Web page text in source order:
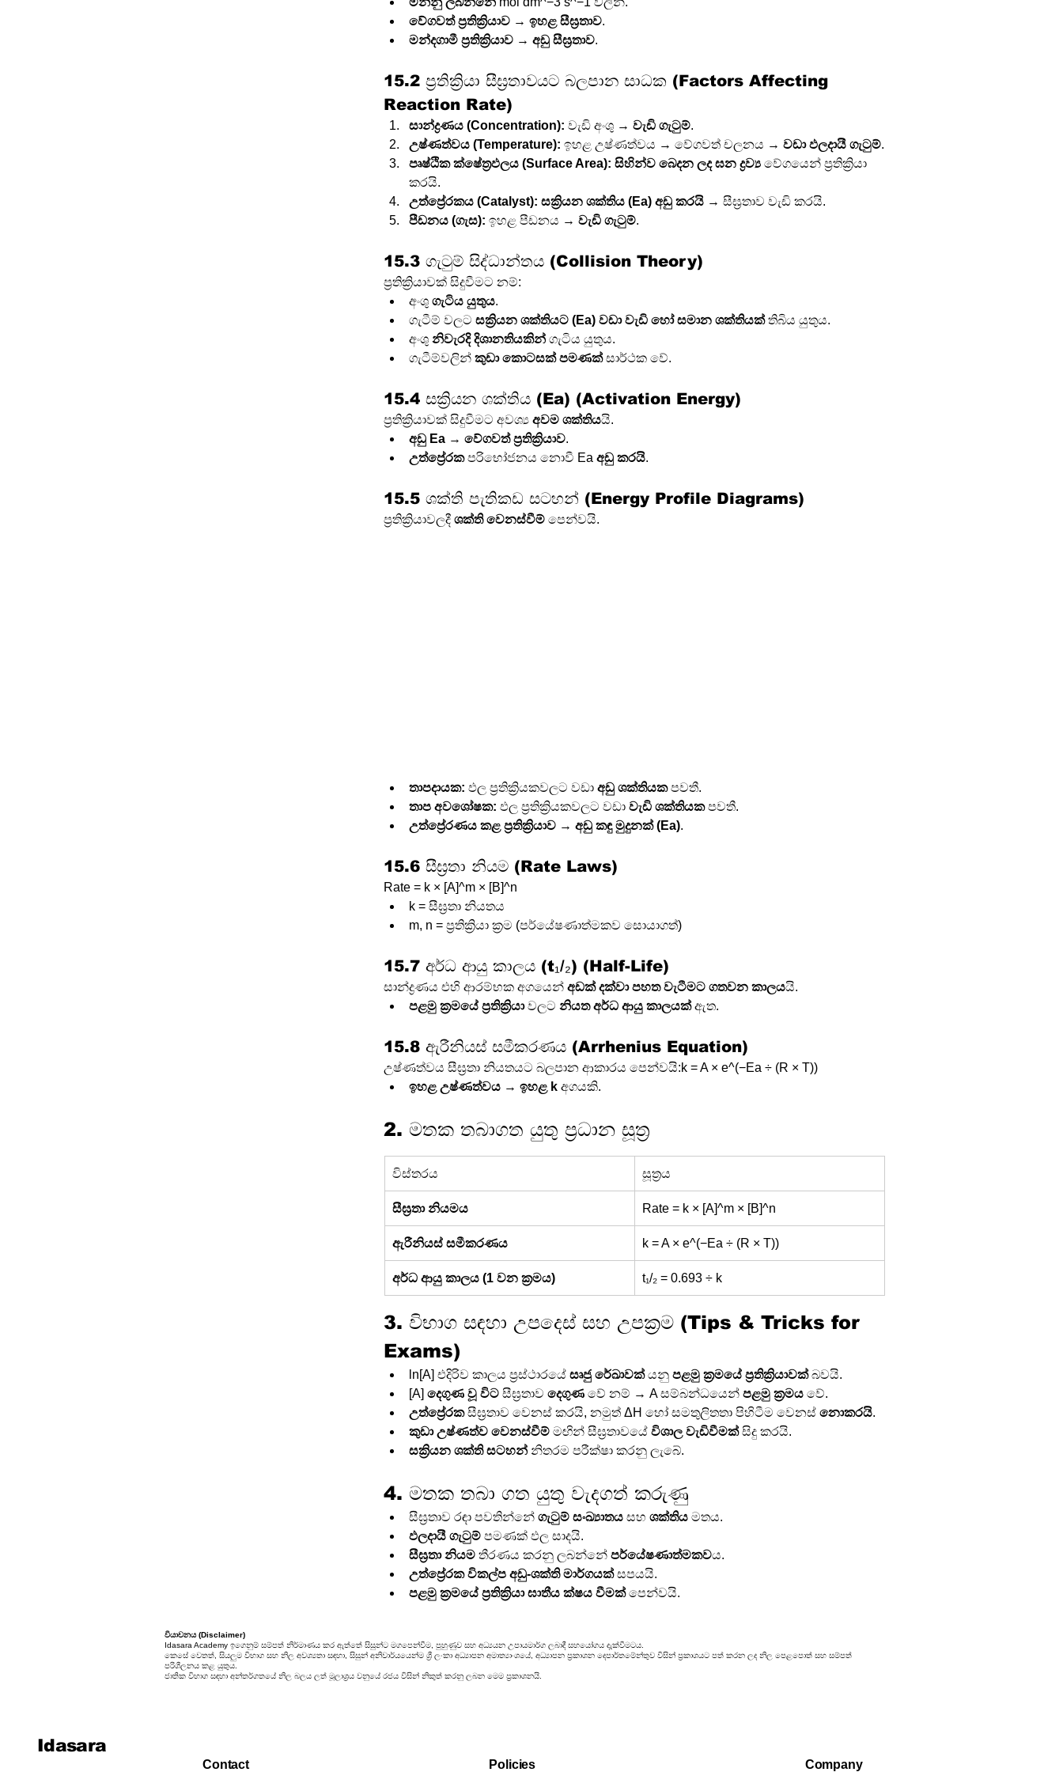
වේගවත් ප්‍රතික්‍රියාව → ඉහළ සීඝ්‍රතාව.
මන්දගාමී ප්‍රතික්‍රියාව → අඩු සීඝ්‍රතාව.
15.2 ප්‍රතික්‍රියා සීඝ්‍රතාවයට බලපාන සාධක (Factors Affecting
Reaction Rate)
සාන්ද්‍රණය (Concentration): වැඩි අංශු → වැඩි ගැටුම්.
උෂ්ණත්වය (Temperature): ඉහළ උෂ්ණත්වය → වේගවත් චලනය → වඩා ඵලදායී ගැටුම්.
පෘෂ්ඨික ක්ෂේත්‍රඵලය (Surface Area): සිහින්ව බෙදන ලද ඝන ද්‍රව්‍ය වේගයෙන් ප්‍රතික්‍රියා
කරයි.
උත්ප්‍රේරකය (Catalyst): සක්‍රියන ශක්තිය (Ea) අඩු කරයි → සීඝ්‍රතාව වැඩි කරයි.
පීඩනය (ගැස): ඉහළ පීඩනය → වැඩි ගැටුම්.
15.3 ගැටුම් සිද්ධාන්තය (Collision Theory)
ප්‍රතික්‍රියාවක් සිදුවීමට නම්:
අංශු ගැටිය යුතුය.
ගැටීම් වලට සක්‍රියන ශක්තියට (Ea) වඩා වැඩි හෝ සමාන ශක්තියක් තිබිය යුතුය.
අංශු නිවැරදි දිශානතියකින් ගැටිය යුතුය.
ගැටීම්වලින් කුඩා කොටසක් පමණක් සාර්ථක වේ.
15.4 සක්‍රියන ශක්තිය (Ea) (Activation Energy)
ප්‍රතික්‍රියාවක් සිදුවීමට අවශ්‍ය අවම ශක්තියයි.
අඩු Ea → වේගවත් ප්‍රතික්‍රියාව.
උත්ප්‍රේරක පරිභෝජනය නොවී Ea අඩු කරයි.
15.5 ශක්ති පැතිකඩ සටහන් (Energy Profile Diagrams)
ප්‍රතික්‍රියාවලදී ශක්ති වෙනස්වීම් පෙන්වයි.
තාපදායක: ඵල ප්‍රතික්‍රියකවලට වඩා අඩු ශක්තියක පවතී.
තාප අවශෝෂක: ඵල ප්‍රතික්‍රියකවලට වඩා වැඩි ශක්තියක පවතී.
උත්ප්‍රේරණය කළ ප්‍රතික්‍රියාව → අඩු කඳු මුදුනක් (Ea).
15.6 සීඝ්‍රතා නියම (Rate Laws)
Rate = k × [A]^m × [B]^n
k = සීඝ්‍රතා නියතය
m, n = ප්‍රතික්‍රියා ක්‍රම (පර්යේෂණාත්මකව සොයාගත්)
15.7 අර්ධ ආයු කාලය (t₁/₂) (Half-Life)
සාන්ද්‍රණය එහි ආරම්භක අගයෙන් අඩක් දක්වා පහත වැටීමට ගතවන කාලයයි.
පළමු ක්‍රමයේ ප්‍රතික්‍රියා වලට නියත අර්ධ ආයු කාලයක් ඇත.
15.8 ඇරීනියස් සමීකරණය (Arrhenius Equation)
උෂ්ණත්වය සීඝ්‍රතා නියතයට බලපාන ආකාරය පෙන්වයි:k = A × e^(−Ea ÷ (R × T))
ඉහළ උෂ්ණත්වය → ඉහළ k අගයකි.
2. මතක තබාගත යුතු ප්‍රධාන සූත්‍ර
විස්තරය සූත්‍රය
සීඝ්‍රතා නියමය Rate = k × [A]^m × [B]^n
ඇරීනියස් සමීකරණය k = A × e^(−Ea ÷ (R × T))
අර්ධ ආයු කාලය (1 වන ක්‍රමය) t₁/₂ = 0.693 ÷ k
3. විභාග සඳහා උපදෙස් සහ උපක්‍රම (Tips & Tricks for
Exams)
ln[A] එදිරිව කාලය ප්‍රස්ථාරයේ සෘජු රේඛාවක් යනු පළමු ක්‍රමයේ ප්‍රතික්‍රියාවක් බවයි.
[A] දෙගුණ වූ විට සීඝ්‍රතාව දෙගුණ වේ නම් → A සම්බන්ධයෙන් පළමු ක්‍රමය වේ.
උත්ප්‍රේරක සීඝ්‍රතාව වෙනස් කරයි, නමුත් ΔH හෝ සමතුලිතතා පිහිටීම වෙනස් නොකරයි.
කුඩා උෂ්ණත්ව වෙනස්වීම් මඟින් සීඝ්‍රතාවයේ විශාල වැඩිවීමක් සිදු කරයි.
සක්‍රියන ශක්ති සටහන් නිතරම පරීක්ෂා කරනු ලැබේ.
4. මතක තබා ගත යුතු වැදගත් කරුණු
සීඝ්‍රතාව රඳා පවතින්නේ ගැටුම් සංඛ්‍යාතය සහ ශක්තිය මතය.
ඵලදායී ගැටුම් පමණක් ඵල සාදයි.
සීඝ්‍රතා නියම තීරණය කරනු ලබන්නේ පර්යේෂණාත්මකවය.
උත්ප්‍රේරක විකල්ප අඩු-ශක්ති මාර්ගයක් සපයයි.
පළමු ක්‍රමයේ ප්‍රතික්‍රියා ඝාතීය ක්ෂය වීමක් පෙන්වයි.
වියාචනය (Disclaimer)
Idasara Academy ඉගෙනුම් සම්පත් නිර්මාණය කර ඇත්තේ සිසුන්ට මගපෙන්වීම, පුහුණුව සහ අධ්‍යයන උපායමාර්ග ලබාදී සහයෝගය දැක්වීමටය.
කෙසේ වෙතත්, සියලුම විභාග සහ නිල අවශ්‍යතා සඳහා, සිසුන් අනිවාර්යයෙන්ම ශ්‍රී ලංකා අධ්‍යාපන අමාත්‍යාංශයේ, අධ්‍යාපන ප්‍රකාශන දෙපාර්තමේන්තුව විසින් ප්‍රකාශයට පත් කරන ලද නිල පෙළපොත් සහ සම්පත්
පරිශීලනය කළ යුතුය.
ජාතික විභාග සඳහා අන්තර්ගතයේ නිල බලය ලත් මූලාශ්‍රය වනුයේ රජය විසින් නිකුත් කරනු ලබන මෙම ප්‍රකාශනයි.
Idasara
Contact Policies Company